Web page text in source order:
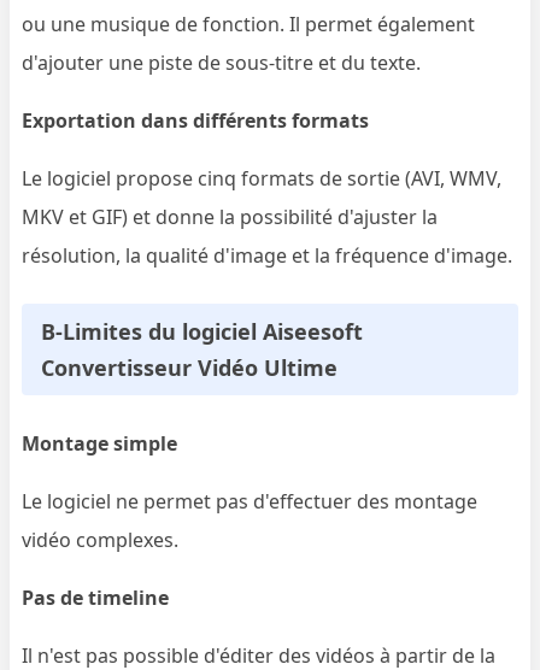
ou une musique de fonction. Il permet également
d'ajouter une piste de sous-titre et du texte.
Exportation dans différents formats
Le logiciel propose cinq formats de sortie (AVI, WMV,
MKV et GIF) et donne la possibilité d'ajuster la
résolution, la qualité d'image et la fréquence d'image.
B-Limites du logiciel Aiseesoft
Convertisseur Vidéo Ultime
Montage simple
Le logiciel ne permet pas d'effectuer des montage
vidéo complexes.
Pas de timeline
Il n'est pas possible d'éditer des vidéos à partir de la